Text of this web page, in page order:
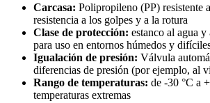
Carcasa: Polipropileno (PP) resistente
resistencia a los golpes y a la rotura
Clase de protección: estanco al agua
para uso en entornos húmedos y
Igualación de presión: Válvula
diferencias de presión (por ejemplo, al
Rango de temperaturas: de -30 °C a
temperaturas extremas